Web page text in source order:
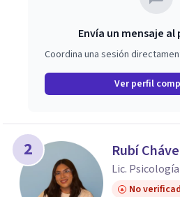
Envía un mensaje
Coordina una sesión
Ver perfil
2 Rubí
Lic.
No